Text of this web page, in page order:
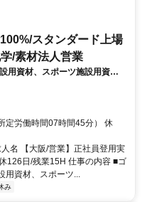
スタンダード上場
/素材法人営業
用資材、スポーツ施設用資材
当社にて、法人営業をご担当
定労働時間07時間45分） 休
名 【大阪/営業】正社員登用実
126日/残業15H 仕事の内容 ■ゴ
用資材、スポーツ...
み